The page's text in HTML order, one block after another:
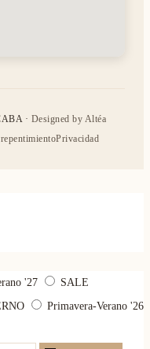
· Designed by Altéa
Privacidad
'27
SALE
Primavera-Verano '26